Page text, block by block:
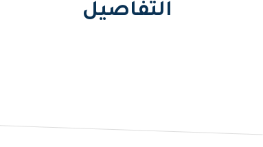
التفاصيل